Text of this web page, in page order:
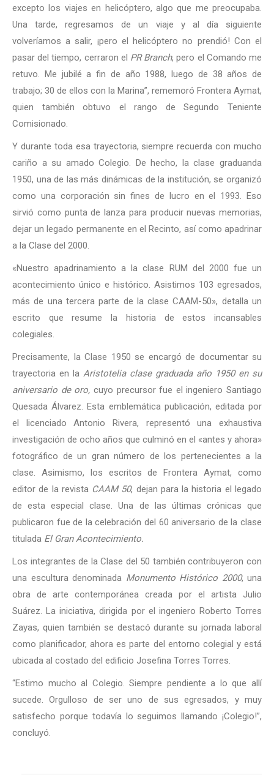
excepto los viajes en helicóptero, algo que me preocupaba.
Una tarde, regresamos de un viaje y al día siguiente
volveríamos a salir, ¡pero el helicóptero no prendió! Con el
pasar del tiempo, cerraron el PR Branch, pero el Comando me
retuvo. Me jubilé a fin de año 1988, luego de 38 años de
trabajo; 30 de ellos con la Marina”, rememoró Frontera Aymat,
quien también obtuvo el rango de Segundo Teniente
Comisionado.
Y durante toda esa trayectoria, siempre recuerda con mucho
cariño a su amado Colegio. De hecho, la clase graduanda
1950, una de las más dinámicas de la institución, se organizó
como una corporación sin fines de lucro en el 1993. Eso
sirvió como punta de lanza para producir nuevas memorias,
dejar un legado permanente en el Recinto, así como apadrinar
a la Clase del 2000.
«Nuestro apadrinamiento a la clase RUM del 2000 fue un
acontecimiento único e histórico. Asistimos 103 egresados,
más de una tercera parte de la clase CAAM-50», detalla un
escrito que resume la historia de estos incansables
colegiales.
Precisamente, la Clase 1950 se encargó de documentar su
trayectoria en la Aristotelia clase graduada año 1950 en su
aniversario de oro, cuyo precursor fue el ingeniero Santiago
Quesada Álvarez. Esta emblemática publicación, editada por
el licenciado Antonio Rivera, representó una exhaustiva
investigación de ocho años que culminó en el «antes y ahora»
fotográfico de un gran número de los pertenecientes a la
clase. Asimismo, los escritos de Frontera Aymat, como
editor de la revistaCAAM 50, dejan para la historia el legado
de esta especial clase. Una de las últimas crónicas que
publicaron fue de la celebración del 60 aniversario de la clase
titulada El Gran Acontecimiento.
Los integrantes de la Clase del 50 también contribuyeron con
una escultura denominada Monumento Histórico 2000, una
obra de arte contemporánea creada por el artista Julio
Suárez. La iniciativa, dirigida por el ingeniero Roberto Torres
Zayas, quien también se destacó durante su jornada laboral
como planificador, ahora es parte del entorno colegial y está
ubicada al costado del edificio Josefina Torres Torres.
“Estimo mucho al Colegio. Siempre pendiente a lo que allí
sucede. Orgulloso de ser uno de sus egresados, y muy
satisfecho porque todavía lo seguimos llamando ¡Colegio!”,
concluyó.